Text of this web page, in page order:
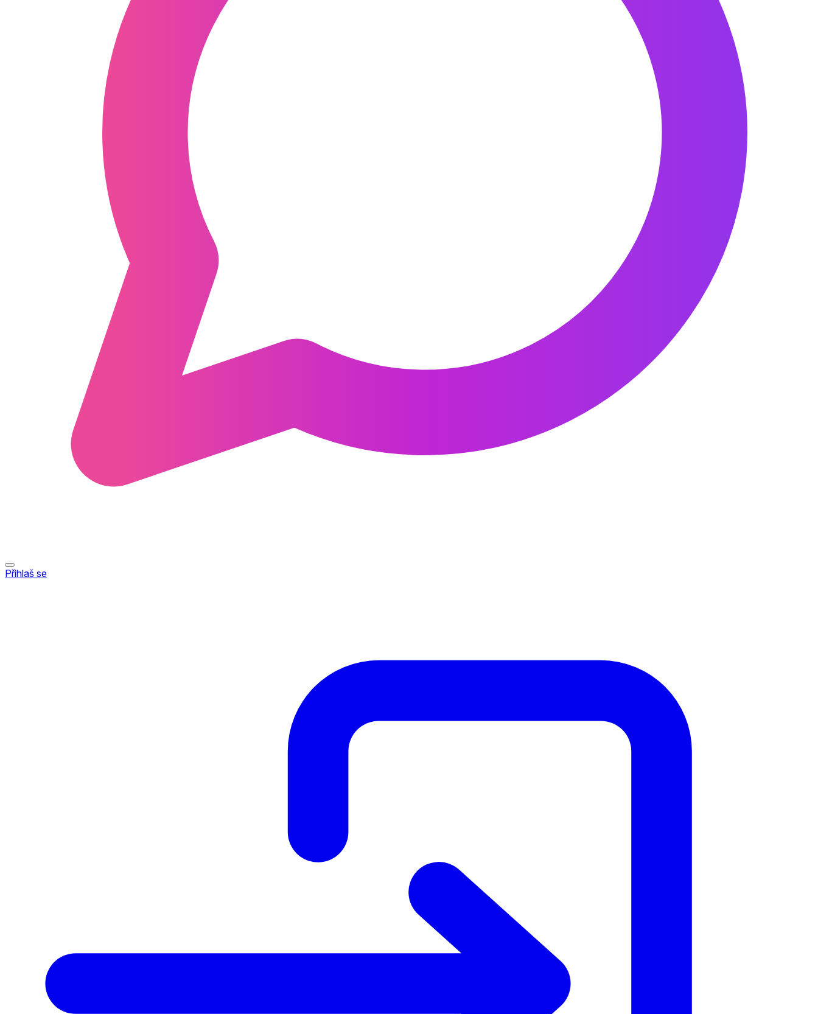
Přihlaš se